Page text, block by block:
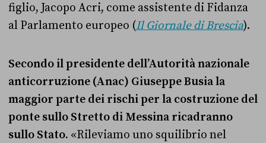
figlio, Jacopo Acri, come assistente di Fidanza
al Parlamento europeo (Il Giornale di Brescia).
Secondo il presidente dell’Autorità nazionale
anticorruzione (Anac) Giuseppe Busia la
maggior parte dei rischi per la costruzione del
ponte sullo Stretto di Messina ricadranno
sullo Stato. «Rileviamo uno squilibrio nel